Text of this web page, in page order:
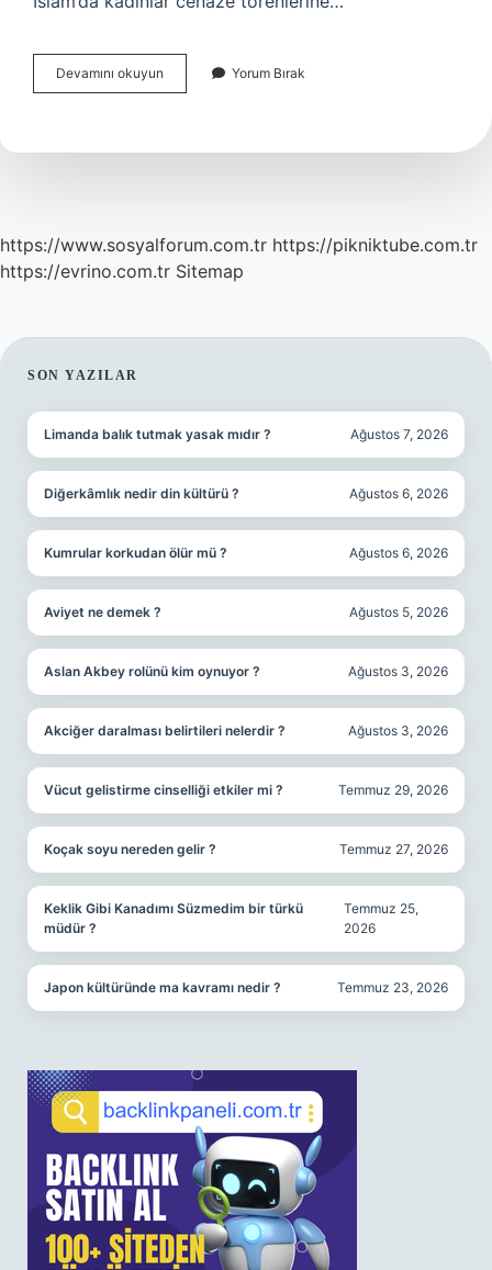
Devamını okuyun Kadınlar
Cenazede
Mi
Yorum Bırak
https://www.sosyalforum.com.tr https://pikniktube.com.tr
https://evrino.com.tr Sitemap
SIDEBAR
SON YAZILAR
Limanda balık tutmak yasak mıdır ? Ağustos 7, 2026
Diğerkâmlık nedir din kültürü ? Ağustos 6, 2026
Kumrular korkudan ölür mü ? Ağustos 6, 2026
Aviyet ne demek ? Ağustos 5, 2026
Aslan Akbey rolünü kim oynuyor ? Ağustos 3, 2026
Akciğer daralması belirtileri nelerdir ? Ağustos 3, 2026
Vücut gelistirme cinselliği etkiler mi ? Temmuz 29, 2026
Koçak soyu nereden gelir ? Temmuz 27, 2026
Keklik Gibi Kanadımı Süzmedim bir türkü
müdür ?
Temmuz 25,
2026
Japon kültüründe ma kavramı nedir ? Temmuz 23, 2026